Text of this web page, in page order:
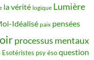
la vérité logique Lumière
Idéalisé paix pensées
processus mentaux
Esotéristes psy ésoquestion